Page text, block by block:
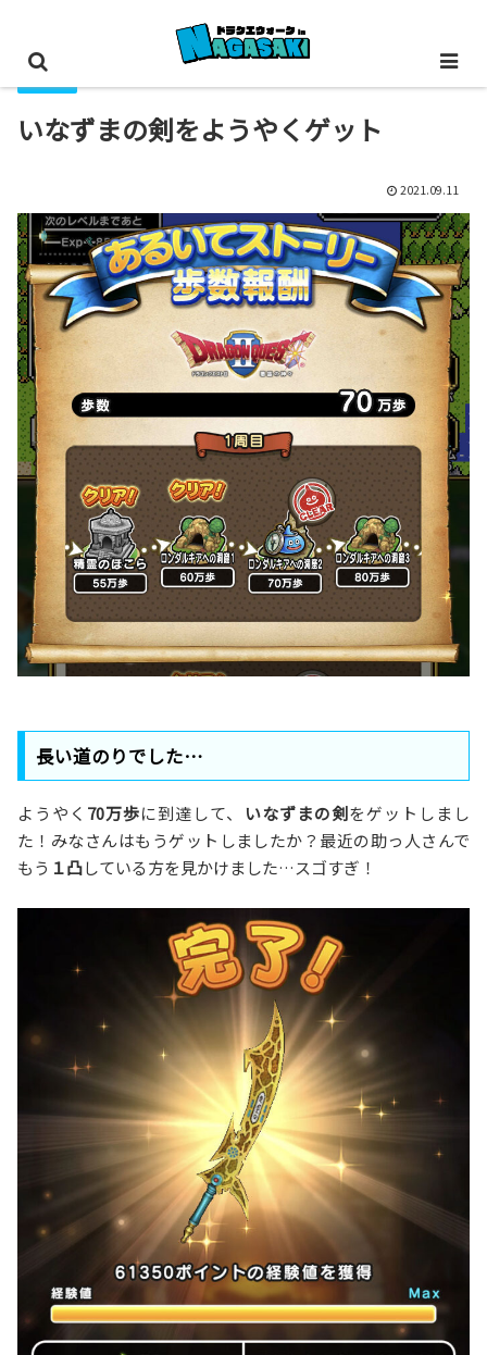
いなずまの剣をようやくゲット
2021.09.11
長い道のりでした…
ようやく 70万歩に到達して、 いなずまの剣をゲットしまし
た！みなさんはもうゲットしましたか？最近の助っ人さんで
もう １凸している方を見かけました…スゴすぎ！